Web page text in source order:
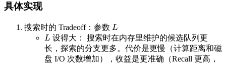
具体实现
搜索时的 Tradeoff：参数 L
L
L
L 设得大： 搜索时在内存里维护的候选队列更
长，探索的分支更多。代价是更慢（计算距离和磁
盘 I/O 次数增加），收益是更准确（Recall 更高，